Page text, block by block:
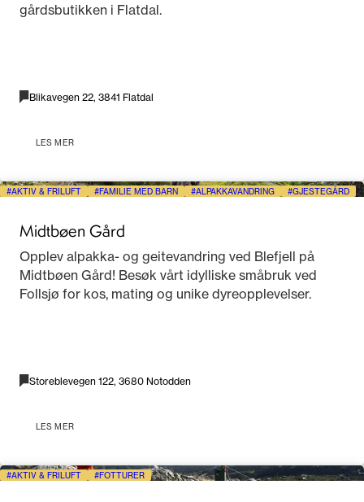
gårdsbutikken i Flatdal.
Blikavegen 22, 3841 Flatdal
LES MER
AKTIV & FRILUFT FAMILIE MED BARN ALPAKKAVANDRING GJESTEGÅRD
Midtbøen Gård
Opplev alpakka- og geitevandring ved Blefjell på
Midtbøen Gård! Besøk vårt idylliske småbruk ved
Follsjø for kos, mating og unike dyreopplevelser.
Storeblevegen 122, 3680 Notodden
LES MER
AKTIV & FRILUFT FOTTURER